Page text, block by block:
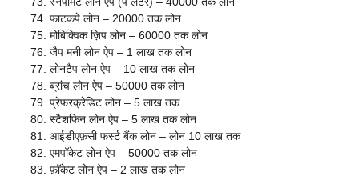
फाटकपे लोन – 20000 तक लोन
मोबिक्विक ज़िप लोन – 60000 तक लोन
जैप मनी लोन ऐप – 1 लाख तक लोन
लोनटैप लोन ऐप – 10 लाख तक लोन
ब्रांच लोन ऐप – 50000 तक लोन
प्रेफरक्रेडिट लोन – 5 लाख तक
स्टैशफिन लोन ऐप – 5 लाख तक लोन
आईडीएफ़सी फर्स्ट बैंक लोन – लोन 10 लाख तक
एमपॉकेट लोन ऐप – 50000 तक लोन
फ़ॉकेट लोन ऐप – 2 लाख तक लोन